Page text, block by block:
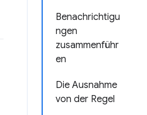
Benachrichtigu
ngen
zusammenführ
en
Die Ausnahme
von der Regel